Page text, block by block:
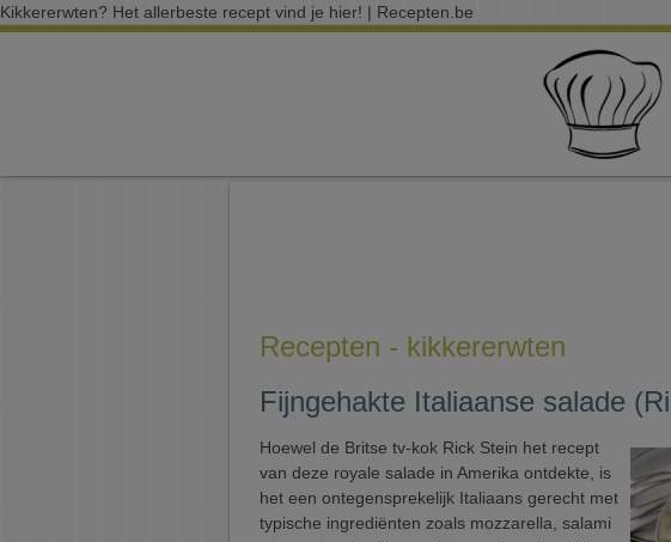
Kikkererwten? Het allerbeste recept vind je hier! | Recepten.be
Recepten - kikkererwten
Fijngehakte Italiaanse salade
Hoewel de Britse tv-kok Rick Stein het recept
van deze royale salade in Amerika ontdekte, is
het een ontegensprekelijk Italiaans gerecht met
typische ingrediënten zoals mozzarella, salami